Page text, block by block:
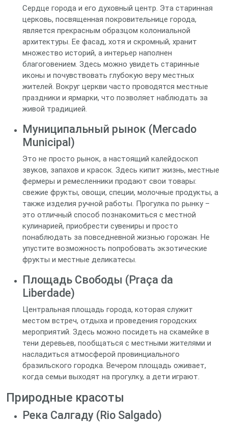
Сердце города и его духовный центр. Эта старинная
церковь, посвященная покровительнице города,
является прекрасным образцом колониальной
архитектуры. Ее фасад, хотя и скромный, хранит
множество историй, а интерьер наполнен
благоговением. Здесь можно увидеть старинные
иконы и почувствовать глубокую веру местных
жителей. Вокруг церкви часто проводятся местные
праздники и ярмарки, что позволяет наблюдать за
живой традицией.
Муниципальный рынок (Mercado
Municipal)
Это не просто рынок, а настоящий калейдоскоп
звуков, запахов и красок. Здесь кипит жизнь, местные
фермеры и ремесленники продают свои товары:
свежие фрукты, овощи, специи, молочные продукты, а
также изделия ручной работы. Прогулка по рынку –
это отличный способ познакомиться с местной
кулинарией, приобрести сувениры и просто
понаблюдать за повседневной жизнью горожан. Не
упустите возможность попробовать экзотические
фрукты и местные деликатесы.
Площадь Свободы (Praça da
Liberdade)
Центральная площадь города, которая служит
местом встреч, отдыха и проведения городских
мероприятий. Здесь можно посидеть на скамейке в
тени деревьев, пообщаться с местными жителями и
насладиться атмосферой провинциального
бразильского городка. Вечером площадь оживает,
когда семьи выходят на прогулку, а дети играют.
Природные красоты
Река Салгаду (Rio Salgado)